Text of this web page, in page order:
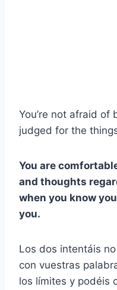
You’re not afraid of
judged for the
You are
and thoughts
when you know
you.
Los dos intentáis
con vuestras
los límites y podéis